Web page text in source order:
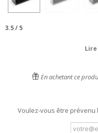
3.5/ 5
Lire
En achetant ce
Voulez-vous être